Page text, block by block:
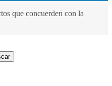
que concuerden con la